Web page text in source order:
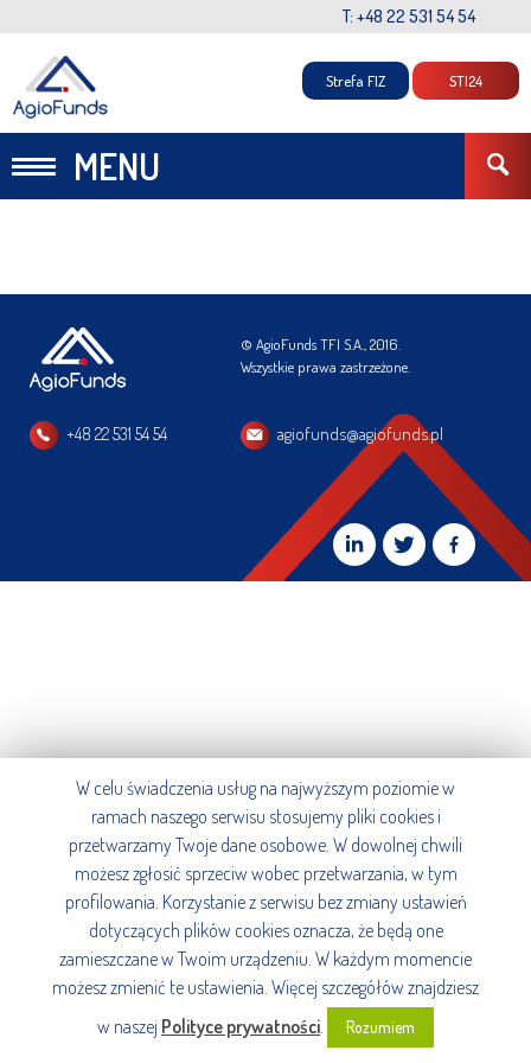
T: +48 22 531 54 54
MENU
Strefa FIZ STI24
© AgioFunds TFI S.A., 2016.
Wszystkie prawa zastrzeżone.
+48 22 531 54 54 agiofunds@agiofunds.pl
W celu świadczenia usług na najwyższym poziomie w
ramach naszego serwisu stosujemy pliki cookies i
przetwarzamy Twoje dane osobowe. W dowolnej chwili
możesz zgłosić sprzeciw wobec przetwarzania, w tym
profilowania. Korzystanie z serwisu bez zmiany ustawień
dotyczących plików cookies oznacza, że będą one
zamieszczane w Twoim urządzeniu. W każdym momencie
możesz zmienić te ustawienia. Więcej szczegółów znajdziesz
w naszej Polityce prywatności. Rozumiem